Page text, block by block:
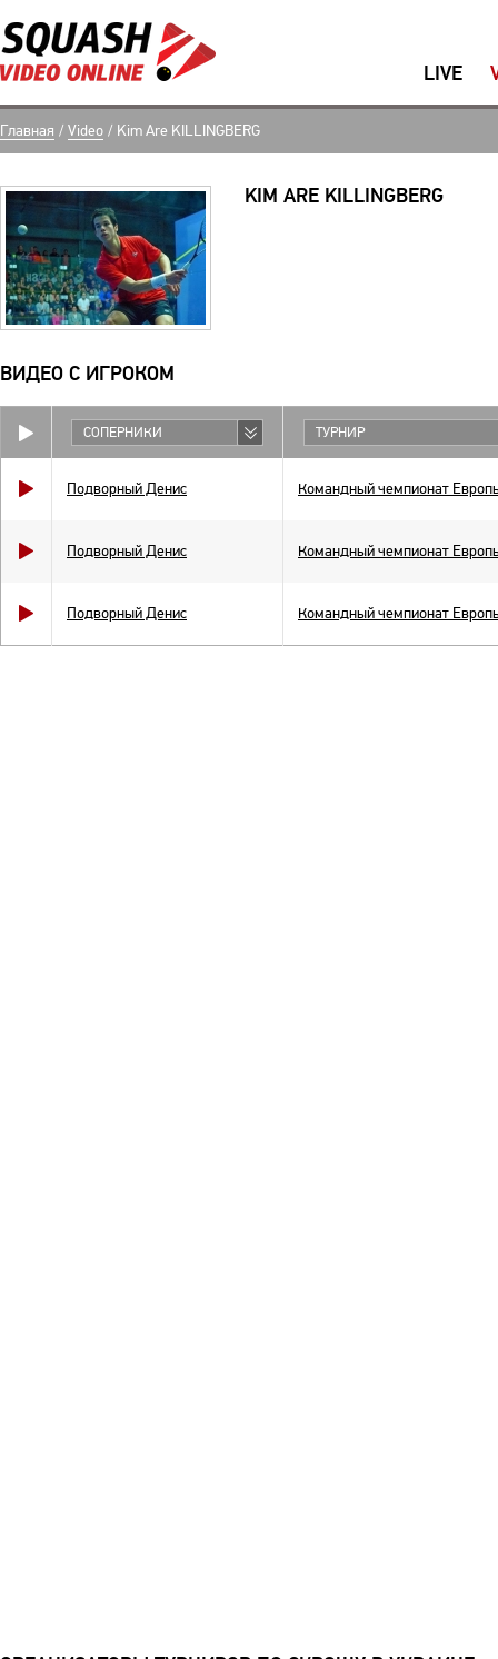
LIVE
Главная / Video / Kim Are KILLINGBERG
KIM ARE KILLINGBERG
ВИДЕО С ИГРОКОМ
СОПЕРНИКИ ТУРНИР
Подворный Денис Командный чемпионат
Подворный Денис Командный чемпионат
Подворный Денис Командный чемпионат